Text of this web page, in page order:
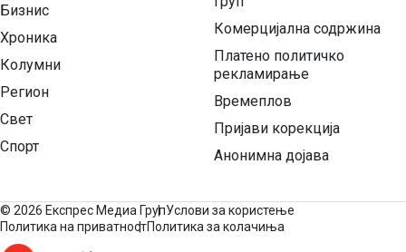
Бизнис
Хроника
Колумни
Регион
Свет
Спорт
Комерцијална содржина
Платено политичко
рекламирање
Времеплов
Пријави корекција
Анонимна дојава
© 2026 Експрес Медиа ГрупУслови за користење
Политика на приватностПолитика за колачиња